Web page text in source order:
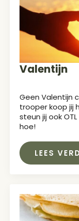
Valentijn
Geen Valentijn
trooper koop jij
steun jij ook
hoe!
LEES